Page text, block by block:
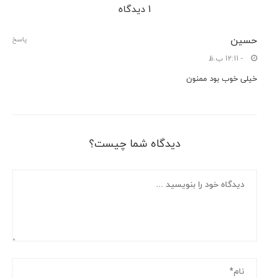
1 دیدگاه
حسین
- 12:11 ب.ظ
خیلی خوب بود ممنون
پاسخ
دیدگاه شما چیست؟